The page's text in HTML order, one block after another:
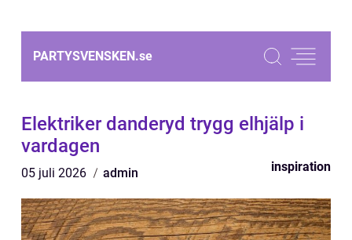
PARTYSVENSKEN.se
Elektriker danderyd trygg elhjälp i
vardagen
05 juli 2026 admin inspiration